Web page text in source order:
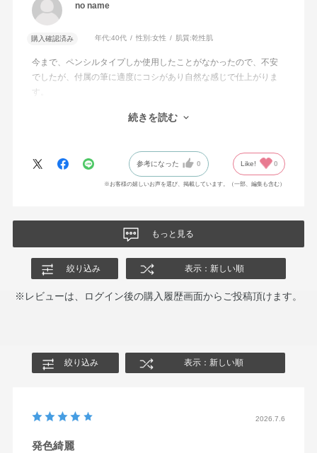
no name
購入確認済み 年代:40代 性別:女性 肌質:乾性肌
今まで、ペンシルタイプしか使用したことがなかったので、不安
でしたが、付属の筆に適度にコシがあり自然な感じで仕上がりま
す。
続きを読む
参考になった 0 Like! 0
※お客様の嬉しいお声を選び、掲載しています。（一部、編集も含む）
もっと見る
絞り込み 表示：新しい順
※レビューは、ログイン後の購入履歴画面からご投稿頂けます。
絞り込み 表示：新しい順
2026.7.6
発色綺麗